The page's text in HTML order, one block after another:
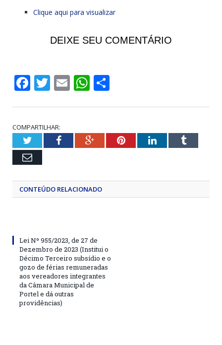
Clique aqui para visualizar
DEIXE SEU COMENTÁRIO
Facebook
Twitter
EmailWhatsApp
COMPARTILHAR:
TwitterFacebookGoogle+PinterestLinkedInTumblr
Email
CONTEÚDO RELACIONADO
Lei Nº 955/2023, de 27 de
Dezembro de 2023 (Institui o
Décimo Terceiro subsídio e o
gozo de férias remuneradas
aos vereadores integrantes
da Câmara Municipal de
Portel e dá outras
providências)